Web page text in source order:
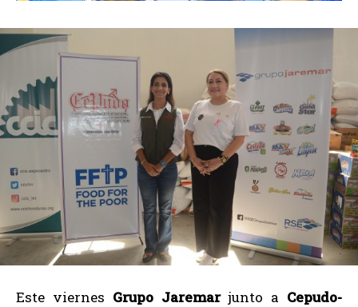
Este viernes Grupo Jaremarjunto a Cepudo-